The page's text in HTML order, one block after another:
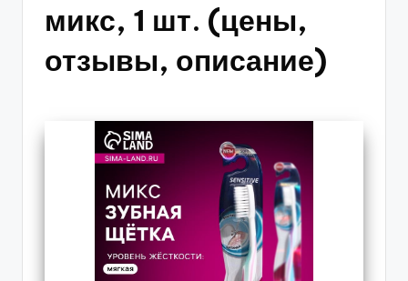
микс, 1 шт. (цены,
отзывы, описание)